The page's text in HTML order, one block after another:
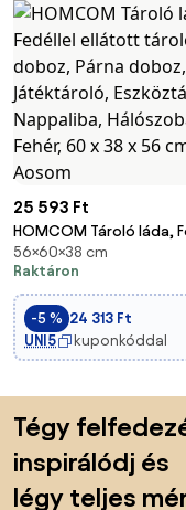
25 593 Ft
HOMCOM Tároló láda,
ellátott tároló doboz,
doboz, Játéktároló,
Eszköztároló,
Hálószobába, Fehér, 60
56 cm | Aosom
56×60×38 cm
Raktáron
-5 % 24 313 Ft
UNI5
kuponkóddal
Tégy
inspirálódj és
légy teljes